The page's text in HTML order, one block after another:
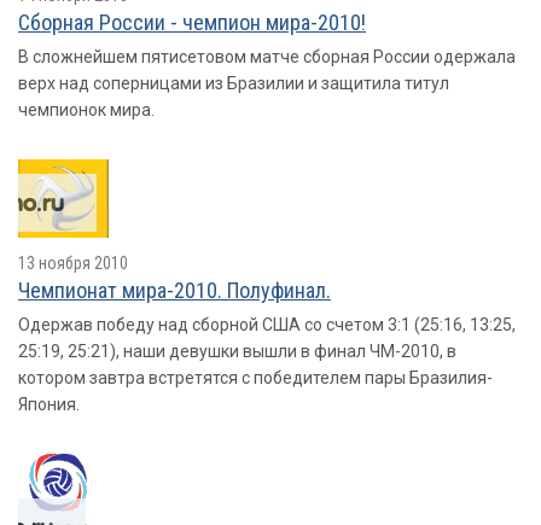
Сборная России - чемпион мира-2010!
В сложнейшем пятисетовом матче сборная России одержала
верх над соперницами из Бразилии и защитила титул
чемпионок мира.
13 ноября 2010
Чемпионат мира-2010. Полуфинал.
Одержав победу над сборной США со счетом 3:1 (25:16, 13:25,
25:19, 25:21), наши девушки вышли в финал ЧМ-2010, в
котором завтра встретятся с победителем пары Бразилия-
Япония.